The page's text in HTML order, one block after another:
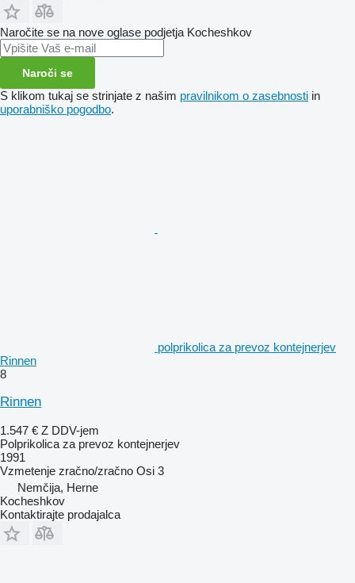
Naročite se na nove oglase podjetja Kocheshkov
Naroči se
S klikom tukaj se strinjate z našim pravilnikom o zasebnosti in
uporabniško pogodbo.
polprikolica za prevoz kontejnerjev
Rinnen
8
Rinnen
1.547 € Z DDV-jem
Polprikolica za prevoz kontejnerjev
1991
Vzmetenje zračno/zračno Osi 3
Nemčija, Herne
Kocheshkov
Kontaktirajte prodajalca